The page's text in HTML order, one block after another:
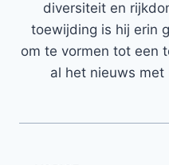
diversiteit en
toewijding is hij erin
om te vormen tot een
al het nieuws